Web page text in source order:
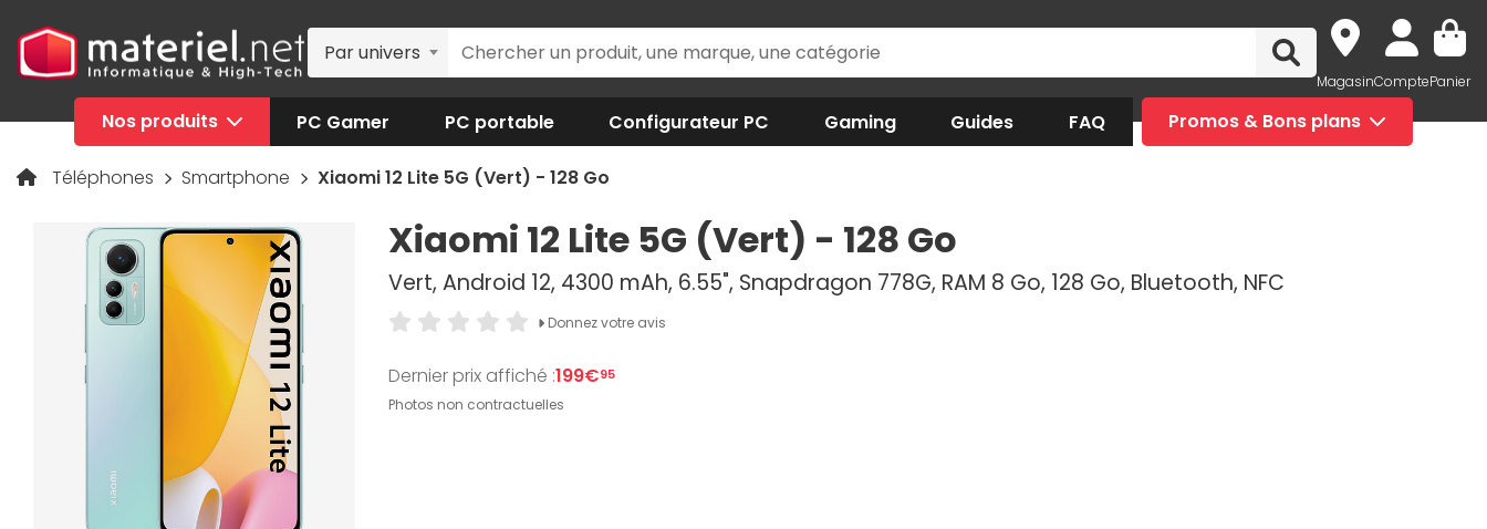
Par univers
MagasinComptePanier
Nos produits PC Gamer PC portable Configurateur PC Gaming Guides FAQ Promos & Bons plans
Téléphones Smartphone Xiaomi 12 Lite 5G (Vert) - 128 Go
Xiaomi 12 Lite 5G (Vert) - 128 Go
Vert, Android 12, 4300 mAh, 6.55", Snapdragon 778G, RAM 8 Go, 128 Go, Bluetooth, NFC
Donnez votre avis
Dernier prix affiché :199€95
Photos non contractuelles